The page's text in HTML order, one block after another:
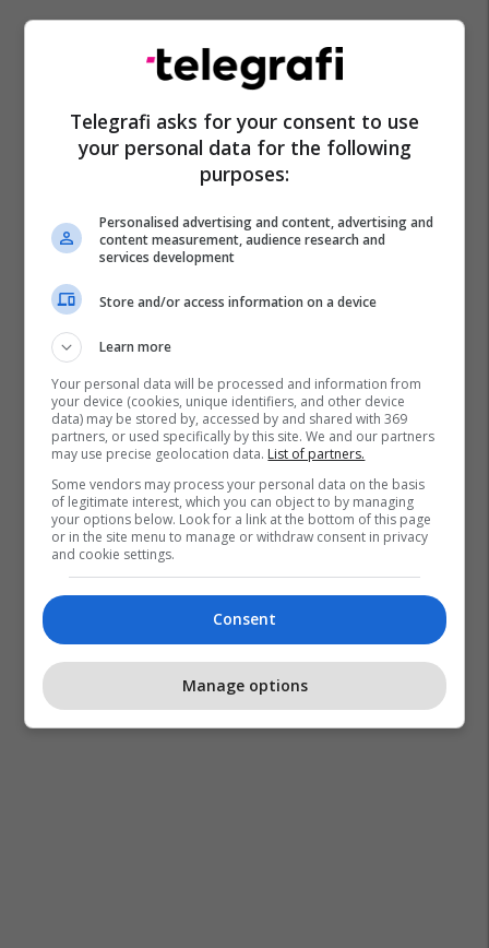
Derivatet E Naftës Në Maqedoni
Telegrafi asks for your consent to use
your personal data for the following
purposes:
Personalised advertising and content, advertising and
content measurement, audience research and
services development
Store and/or access information on a device
Learn more
Your personal data will be processed and information from
your device (cookies, unique identifiers, and other device
data) may be stored by, accessed by and shared with 369
partners, or used specifically by this site. We and our partners
may use precise geolocation data. List of partners.
Some vendors may process your personal data on the basis
of legitimate interest, which you can object to by managing
your options below. Look for a link at the bottom of this page
or in the site menu to manage or withdraw consent in privacy
and cookie settings.
Consent
Manage options